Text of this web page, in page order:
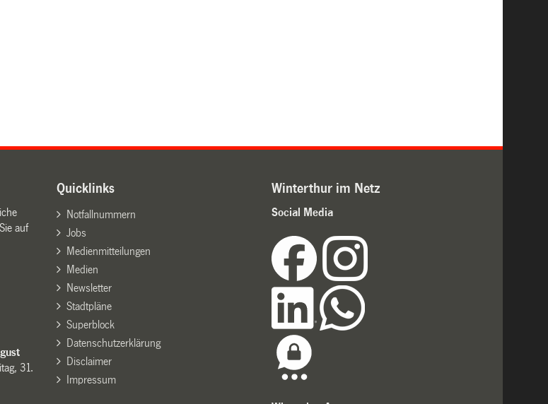
auf
31.
Quicklinks
Notfallnummern
Jobs
Medienmitteilungen
Medien
Newsletter
Stadtpläne
Superblock
Datenschutzerklärung
Disclaimer
Impressum
Winterthur im Netz
Social Media